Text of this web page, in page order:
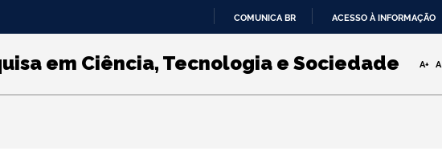
PARA
O
COMUNICA BR ACESSO À INFORMAÇÃO
em Ciência, Tecnologia e Sociedade A+ A